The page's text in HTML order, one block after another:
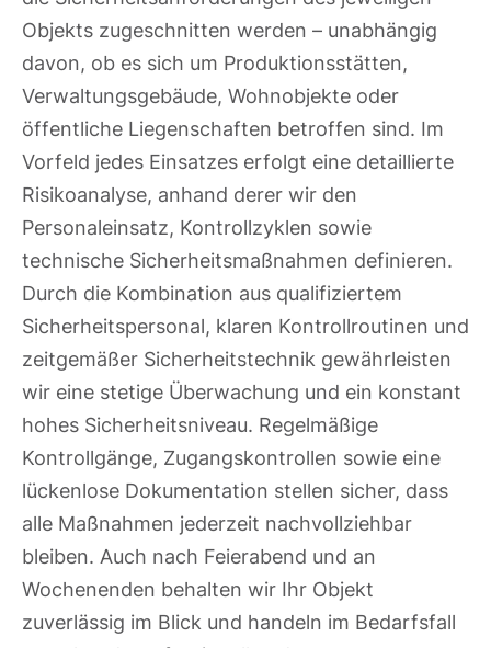
Objekts zugeschnitten werden – unabhängig
davon, ob es sich um Produktionsstätten,
Verwaltungsgebäude, Wohnobjekte oder
öffentliche Liegenschaften betroffen sind. Im
Vorfeld jedes Einsatzes erfolgt eine detaillierte
Risikoanalyse, anhand derer wir den
Personaleinsatz, Kontrollzyklen sowie
technische Sicherheitsmaßnahmen definieren.
Durch die Kombination aus qualifiziertem
Sicherheitspersonal, klaren Kontrollroutinen und
zeitgemäßer Sicherheitstechnik gewährleisten
wir eine stetige Überwachung und ein konstant
hohes Sicherheitsniveau. Regelmäßige
Kontrollgänge, Zugangskontrollen sowie eine
lückenlose Dokumentation stellen sicher, dass
alle Maßnahmen jederzeit nachvollziehbar
bleiben. Auch nach Feierabend und an
Wochenenden behalten wir Ihr Objekt
zuverlässig im Blick und handeln im Bedarfsfall